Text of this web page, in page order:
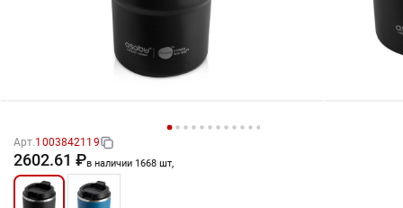
Арт.1003842119
2602.61 ₽в наличии 1668 шт,